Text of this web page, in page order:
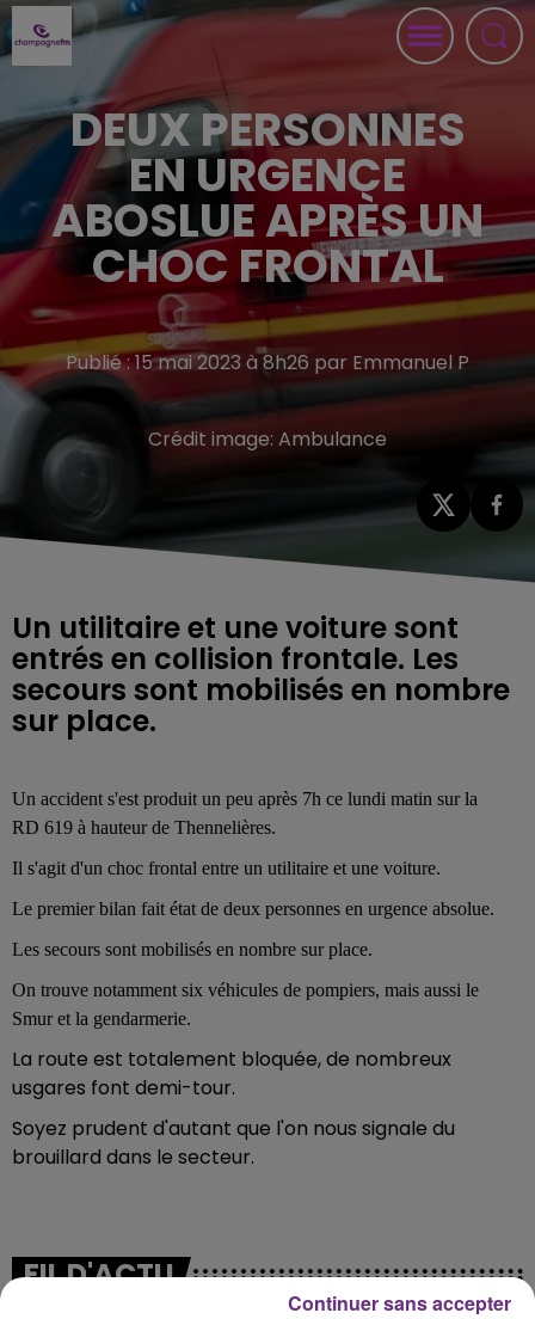
DEUX PERSONNES
EN URGENCE
ABOSLUE APRÈS UN
CHOC FRONTAL
Publié : 15 mai 2023 à 8h26 par Emmanuel P
Crédit image: Ambulance
Un utilitaire et une voiture sont
entrés en collision frontale. Les
secours sont mobilisés en nombre
sur place.
Un accident s'est produit un peu après 7h ce lundi matin sur la
RD 619 à hauteur de Thennelières.
Il s'agit d'un choc frontal entre un utilitaire et une voiture.
Le premier bilan fait état de deux personnes en urgence absolue.
Les secours sont mobilisés en nombre sur place.
On trouve notamment six véhicules de pompiers, mais aussi le
Smur et la gendarmerie.
La route est totalement bloquée, de nombreux
usgares font demi-tour.
Soyez prudent d'autant que l'on nous signale du
brouillard dans le secteur.
FIL D'ACTU
Continuer sans accepter